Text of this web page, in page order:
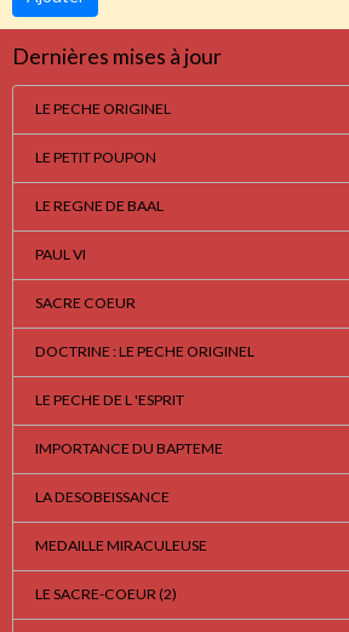
Dernières mises à jour
LE PECHE ORIGINEL
LE PETIT POUPON
LE REGNE DE BAAL
PAUL VI
SACRE COEUR
DOCTRINE : LE PECHE ORIGINEL
LE PECHE DE L 'ESPRIT
IMPORTANCE DU BAPTEME
LA DESOBEISSANCE
MEDAILLE MIRACULEUSE
LE SACRE-COEUR (2)